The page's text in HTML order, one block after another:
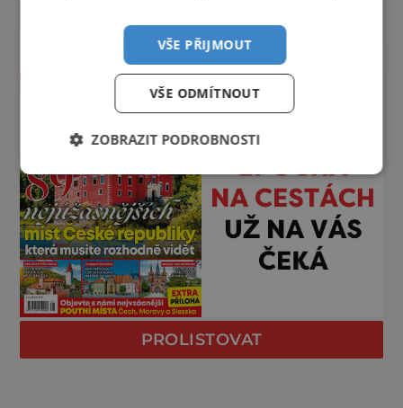
PROLISTOVAT
VŠE PŘIJMOUT
VŠE ODMÍTNOUT
ZOBRAZIT PODROBNOSTI